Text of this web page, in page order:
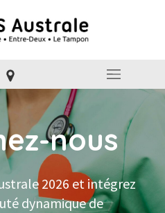
nous
2026 et intégrez
dynamique de